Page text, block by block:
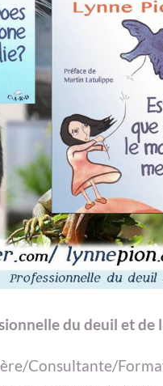
du deuil et de
Consultante/